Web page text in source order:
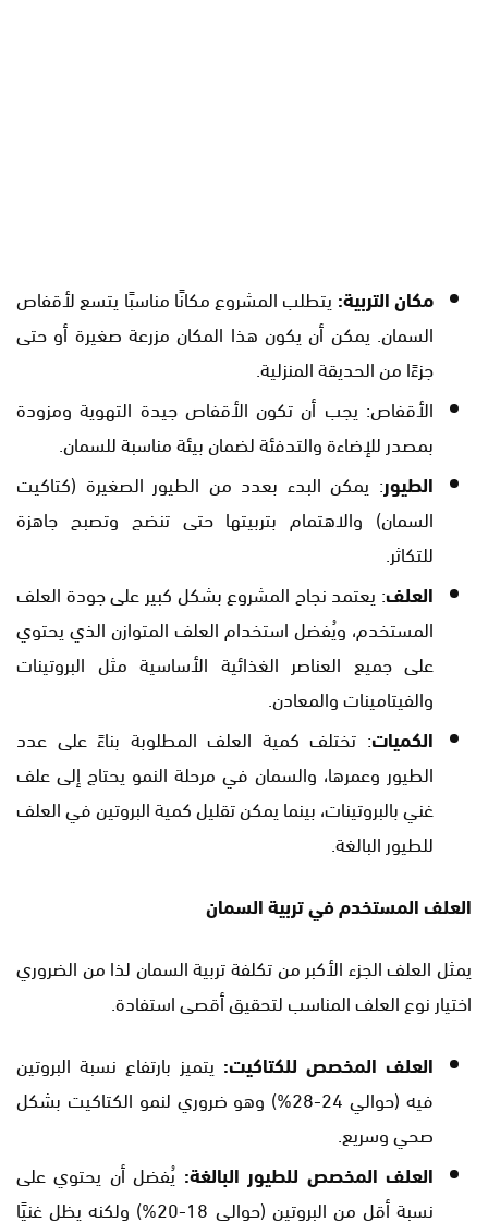
مكان التربية: يتطلب المشروع مكانًا مناسبًا يتسع لأقفاص
السمان. يمكن أن يكون هذا المكان مزرعة صغيرة أو حتى
جزءًا من الحديقة المنزلية.
الأقفاص: يجب أن تكون الأقفاص جيدة التهوية ومزودة
بمصدر للإضاءة والتدفئة لضمان بيئة مناسبة للسمان.
الطيور: يمكن البدء بعدد من الطيور الصغيرة (كتاكيت
السمان) والاهتمام بتربيتها حتى تنضج وتصبح جاهزة
للتكاثر.
العلف: يعتمد نجاح المشروع بشكل كبير على جودة العلف
المستخدم، ويُفضل استخدام العلف المتوازن الذي يحتوي
على جميع العناصر الغذائية الأساسية مثل البروتينات
والفيتامينات والمعادن.
الكميات: تختلف كمية العلف المطلوبة بناءً على عدد
الطيور وعمرها، والسمان في مرحلة النمو يحتاج إلى علف
غني بالبروتينات، بينما يمكن تقليل كمية البروتين في العلف
للطيور البالغة.
العلف المستخدم في تربية السمان
يمثل العلف الجزء الأكبر من تكلفة تربية السمان لذا من الضروري
اختيار نوع العلف المناسب لتحقيق أقصى استفادة.
العلف المخصص للكتاكيت: يتميز بارتفاع نسبة البروتين
فيه (حوالي 24-28%) وهو ضروري لنمو الكتاكيت بشكل
صحي وسريع.
العلف المخصص للطيور البالغة: يُفضل أن يحتوي على
نسبة أقل من البروتين (حوالي 18-20%) ولكنه يظل غنيًا